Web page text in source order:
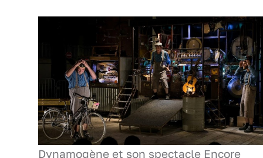
Dynamogène et son spectacle Encore